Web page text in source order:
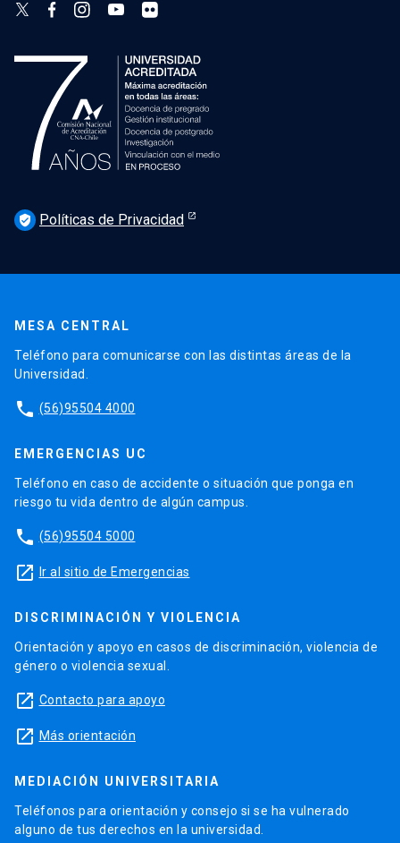
verified_user Políticas de Privacidad
MESA CENTRAL
Teléfono para comunicarse con las distintas áreas de la
Universidad.
phone (56)95504 4000
EMERGENCIAS UC
Teléfono en caso de accidente o situación que ponga en
riesgo tu vida dentro de algún campus.
phone (56)95504 5000
launch Ir al sitio de Emergencias
DISCRIMINACIÓN Y VIOLENCIA
Orientación y apoyo en casos de discriminación, violencia de
género o violencia sexual.
launch Contacto para apoyo
launch Más orientación
MEDIACIÓN UNIVERSITARIA
Teléfonos para orientación y consejo si se ha vulnerado
alguno de tus derechos en la universidad.